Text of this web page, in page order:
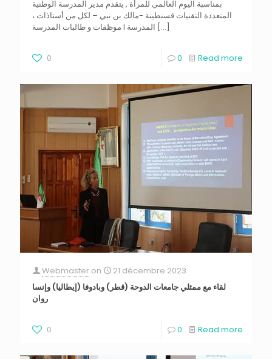
بمناسبة اليوم العالمي للمرأة , يتقدم مدير المدرسة الوطنية
المتعددة التقنيات قسنطينة -مالك بن نبي – لكل من أستاذات ،
موظفات و طالبات المدرسة l المدرسة […]
0 0 Read more
Webmaster on
21 décembre 2023
لقاء مع ممثلي جامعات الدوحة (قطر) وبادوفا (إيطاليا) وإنسا
روان
0 0 Read more